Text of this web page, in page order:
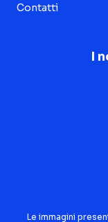
Contatti
I
Le immagini